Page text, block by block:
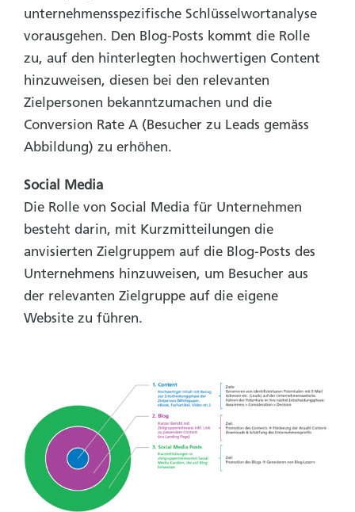
unternehmensspezifische Schlüsselwortanalyse
vorausgehen. Den Blog-Posts kommt die Rolle
zu, auf den hinterlegten hochwertigen Content
hinzuweisen, diesen bei den relevanten
Zielpersonen bekanntzumachen und die
Conversion Rate A (Besucher zu Leads gemäss
Abbildung) zu erhöhen.
Social Media
Die Rolle von Social Media für Unternehmen
besteht darin, mit Kurzmitteilungen die
anvisierten Zielgruppem auf die Blog-Posts des
Unternehmens hinzuweisen, um Besucher aus
der relevanten Zielgruppe auf die eigene
Website zu führen.